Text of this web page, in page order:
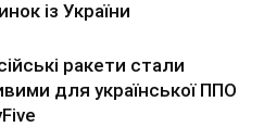
із України
ракети стали
для української ППО